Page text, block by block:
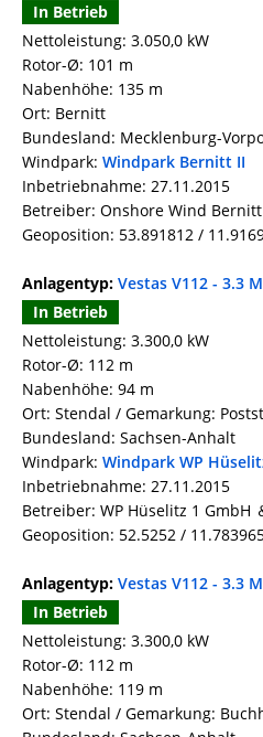
In Betrieb
Nettoleistung: 3.050,0 kW
Rotor-Ø: 101 m
Nabenhöhe: 135 m
Ort: Bernitt
Bundesland: Mecklenburg-
Windpark: Windpark Bernitt II
Inbetriebnahme: 27.11.2015
Betreiber: Onshore Wind Bernitt
Geoposition: 53.891812 /
Anlagentyp: Vestas V112 - 3.3
In Betrieb
Nettoleistung: 3.300,0 kW
Rotor-Ø: 112 m
Nabenhöhe: 94 m
Ort: Stendal / Gemarkung:
Bundesland: Sachsen-Anhalt
Windpark: Windpark WP
Inbetriebnahme: 27.11.2015
Betreiber: WP Hüselitz 1 GmbH
Geoposition: 52.5252 /
Anlagentyp: Vestas V112 - 3.3
In Betrieb
Nettoleistung: 3.300,0 kW
Rotor-Ø: 112 m
Nabenhöhe: 119 m
Ort: Stendal / Gemarkung: